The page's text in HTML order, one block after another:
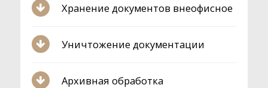
Хранение документов внеофисное
Уничтожение документации
Архивная обработка